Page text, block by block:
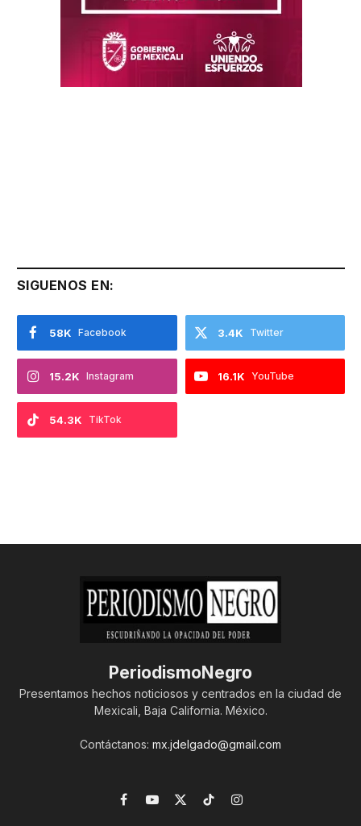
SIGUENOS EN:
Facebook
58K Twitter
3.4K
Instagram
15.2K YouTube
16.1K
TikTok
54.3K
PeriodismoNegro
Presentamos hechos noticiosos y centrados en la ciudad de
Mexicali, Baja California. México.
Contáctanos: mx.jdelgado@gmail.com
Facebook
YouTube
X
TikTokInstagram